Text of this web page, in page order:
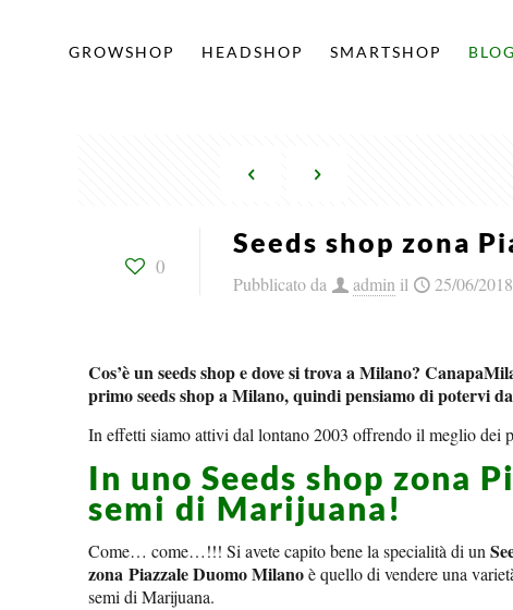
GROWSHOP HEADSHOP SMARTSHOP BLOG
0
Seeds shop zona
Pubblicato da admin il 25/06/2018
Cos’è un seeds shop e dove si trova a Milano?
primo seeds shop a Milano, quindi pensiamo di potervi
In effetti siamo attivi dal lontano 2003 offrendo il meglio dei
In uno Seeds shop zona
semi di Marijuana!
Come… come…!!! Si avete capito bene la specialità di un
zona Piazzale Duomo Milanoè quello di vendere una
semi di Marijuana.